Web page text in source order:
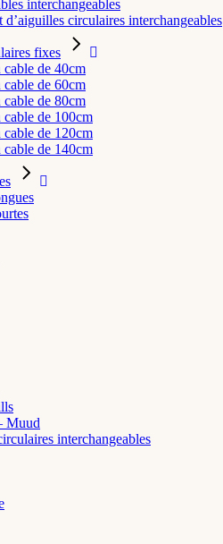
interchangeables
d’aiguilles circulaires interchangeables
fixes
cable de 40cm
cable de 60cm
cable de 80cm
cable de 100cm
cable de 120cm
cable de 140cm
Muud
interchangeables